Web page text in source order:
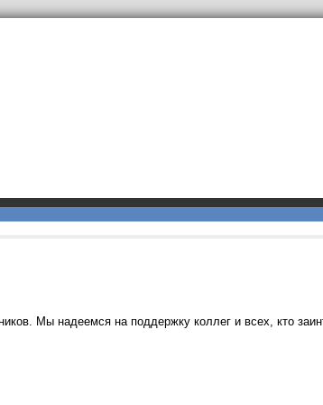
Мы надеемся на поддержку коллег и всех, кто